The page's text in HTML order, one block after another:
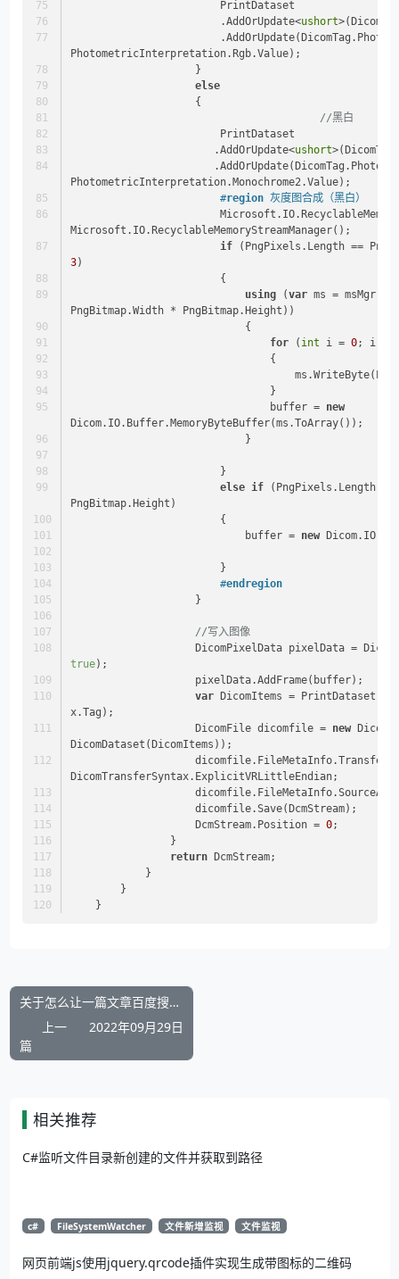
                        PrintDataset
                        .AddOrUpdate<
ushort
PhotometricInterpretation.Rgb.Value);
                    }
else
                    {
//黑白
                        PrintDataset
                       .AddOrUpdate<
ushort
PhotometricInterpretation.Monochrome2.Value);
#region 灰度图合成（黑白）
Microsoft.IO.RecyclableMemoryStreamManager();
if
3)
                        {
using (var ms =
PngBitmap.Width * PngBitmap.Height))
                            {
for ( int i = 0; i <
                                {
                                }
                                buffer =
new
Dicom.IO.Buffer.MemoryByteBuffer(ms.ToArray());
                            }
                        }
else if (PngPixels.Length ==
PngBitmap.Height)
                        {
                            buffer =
new
                        }
#endregion
                    }
//写入图像
true);
                    pixelData.AddFrame(buffer);
var DicomItems =
x.Tag);
                    DicomFile dicomfile =
new
DicomDataset(DicomItems));
DicomTransferSyntax.ExplicitVRLittleEndian;
                    dicomfile.Save(DcmStream);
                    DcmStream.Position =
0;
                }
return DcmStream;
            }
        }
    }
关于怎么让一篇文章百度搜索引擎收录后搜索结果展示自己指定的图片封面
上一
篇
2022年09月29日
相关推荐
C#监听文件目录新创建的文件并获取到路径
c# FileSystemWatcher 文件新增监视 文件监视
网页前端js使用jquery.qrcode插件实现生成带图标的二维码